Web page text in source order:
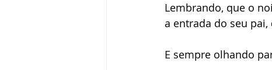
Lembrando, que o
a entrada do seu
E sempre olhando